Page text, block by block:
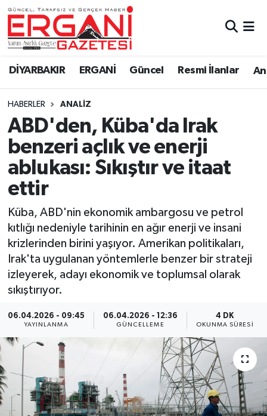
DİYARBAKIR ERGANİ Güncel Resmi İlanlar
HABERLER ANALIZ
ABD'den, Küba'da Irak
benzeri açlık ve enerji
ablukası: Sıkıştır ve itaat
ettir
Küba, ABD'nin ekonomik ambargosu ve petrol
kıtlığı nedeniyle tarihinin en ağır enerji ve insani
krizlerinden birini yaşıyor. Amerikan politikaları,
Irak'ta uygulanan yöntemlerle benzer bir strateji
izleyerek, adayı ekonomik ve toplumsal olarak
sıkıştırıyor.
06.04.2026 - 09:45
YAYINLANMA
06.04.2026 - 12:36
GÜNCELLEME
4 DK
OKUNMA SÜRESI
DİYARBAKIR
BİSMİL
BAĞLAR
ERGANİ
Güncel
Resmi İlanlar
Sağlık
Si̇yaset
Spor
Yaşam
Anali̇z
Bi̇li̇m & Teknoloji̇
Dünya
Eği̇ti̇m
Ergani Nöbetçi Eczaneler
Ergani Hava Durumu
Ergani Trafik Yoğunluk Haritası
Süper Lig Puan Durumu ve Fikstür
Tüm Manşetler
Son Dakika Haberleri
Haber Arşivi